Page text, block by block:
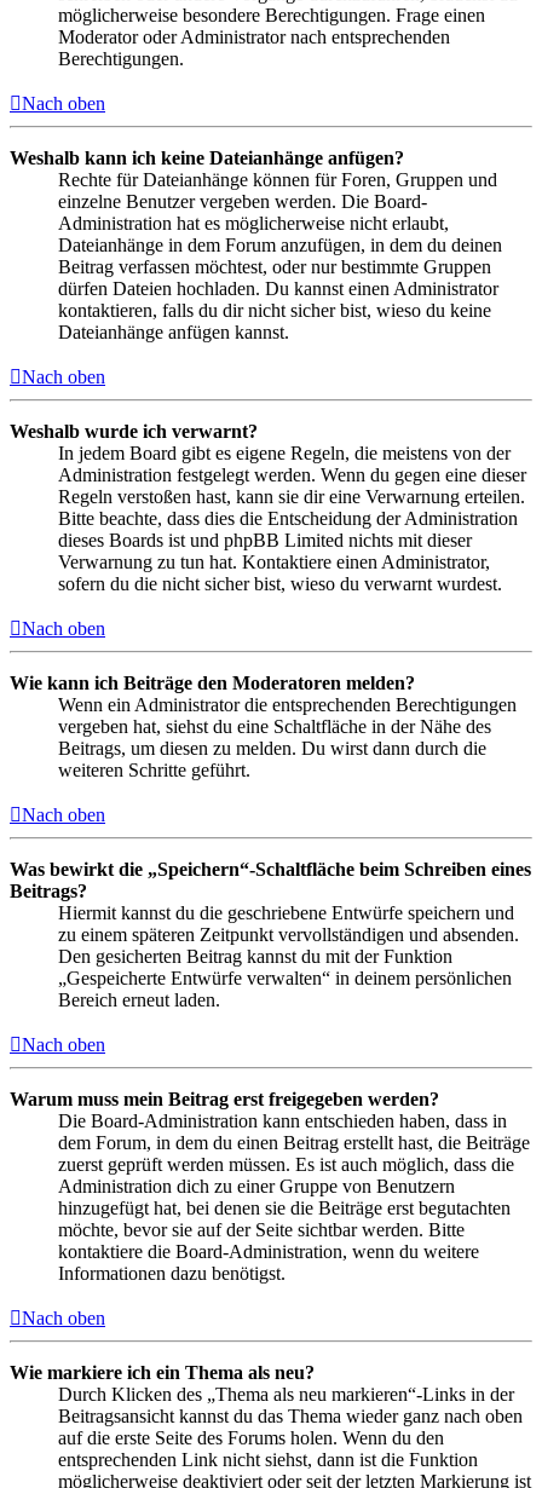
möglicherweise besondere Berechtigungen. Frage einen
Moderator oder Administrator nach entsprechenden
Berechtigungen.
Nach oben
Weshalb kann ich keine Dateianhänge anfügen?
Rechte für Dateianhänge können für Foren, Gruppen und
einzelne Benutzer vergeben werden. Die Board-
Administration hat es möglicherweise nicht erlaubt,
Dateianhänge in dem Forum anzufügen, in dem du deinen
Beitrag verfassen möchtest, oder nur bestimmte Gruppen
dürfen Dateien hochladen. Du kannst einen Administrator
kontaktieren, falls du dir nicht sicher bist, wieso du keine
Dateianhänge anfügen kannst.
Nach oben
Weshalb wurde ich verwarnt?
In jedem Board gibt es eigene Regeln, die meistens von der
Administration festgelegt werden. Wenn du gegen eine dieser
Regeln verstoßen hast, kann sie dir eine Verwarnung erteilen.
Bitte beachte, dass dies die Entscheidung der Administration
dieses Boards ist und phpBB Limited nichts mit dieser
Verwarnung zu tun hat. Kontaktiere einen Administrator,
sofern du die nicht sicher bist, wieso du verwarnt wurdest.
Nach oben
Wie kann ich Beiträge den Moderatoren melden?
Wenn ein Administrator die entsprechenden Berechtigungen
vergeben hat, siehst du eine Schaltfläche in der Nähe des
Beitrags, um diesen zu melden. Du wirst dann durch die
weiteren Schritte geführt.
Nach oben
Was bewirkt die „Speichern“-Schaltfläche beim Schreiben eines
Beitrags?
Hiermit kannst du die geschriebene Entwürfe speichern und
zu einem späteren Zeitpunkt vervollständigen und absenden.
Den gesicherten Beitrag kannst du mit der Funktion
„Gespeicherte Entwürfe verwalten“ in deinem persönlichen
Bereich erneut laden.
Nach oben
Warum muss mein Beitrag erst freigegeben werden?
Die Board-Administration kann entschieden haben, dass in
dem Forum, in dem du einen Beitrag erstellt hast, die Beiträge
zuerst geprüft werden müssen. Es ist auch möglich, dass die
Administration dich zu einer Gruppe von Benutzern
hinzugefügt hat, bei denen sie die Beiträge erst begutachten
möchte, bevor sie auf der Seite sichtbar werden. Bitte
kontaktiere die Board-Administration, wenn du weitere
Informationen dazu benötigst.
Nach oben
Wie markiere ich ein Thema als neu?
Durch Klicken des „Thema als neu markieren“-Links in der
Beitragsansicht kannst du das Thema wieder ganz nach oben
auf die erste Seite des Forums holen. Wenn du den
entsprechenden Link nicht siehst, dann ist die Funktion
möglicherweise deaktiviert oder seit der letzten Markierung ist